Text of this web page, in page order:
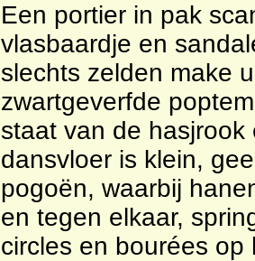
Een portier in pak
vlasbaardje en
slechts zelden make
zwartgeverfde
staat van de
dansvloer is klein,
pogoën, waarbij
en tegen elkaar,
circles en bourées